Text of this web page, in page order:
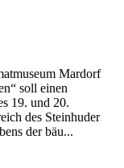
Mardorf
soll einen
19. und 20.
des Steinhuder
der bäu...